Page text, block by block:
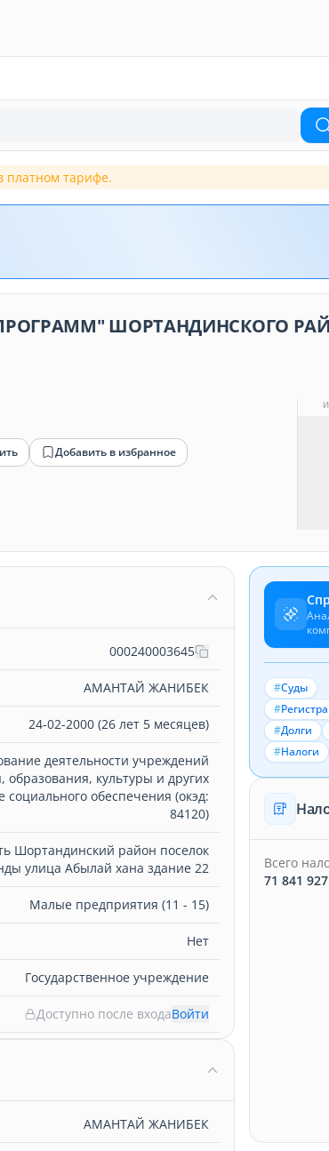
платном тарифе.
ШОРТАНДИНСКОГО
Добавить в избранное
000240003645
АМАНТАЙ ЖАНИБЕК
24-02-2000 (26 лет 5 месяцев)
деятельности учреждений
образования, культуры и других
социального обеспечения (окэд:
84120)
Шортандинский район поселок
улица Абылай хана здание 22
Малые предприятия (11 - 15)
Нет
Государственное учреждение
Доступно после входаВойти
АМАНТАЙ ЖАНИБЕК
#Суды
#
#Долги
#Налоги
Всего
71 841